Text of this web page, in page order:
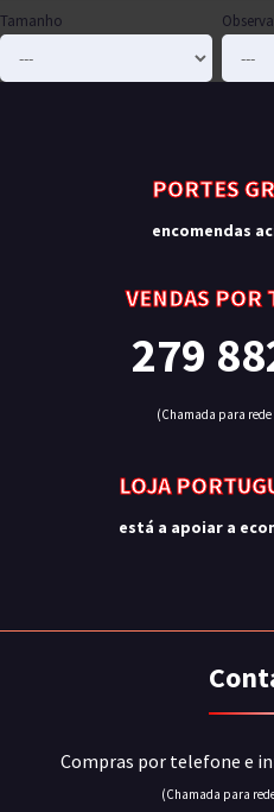
Tamanho
PORTES
encomendas
VENDAS POR
279
(Chamada para
LOJA
está a apoiar a
Compras por telefone e
(Chamada para